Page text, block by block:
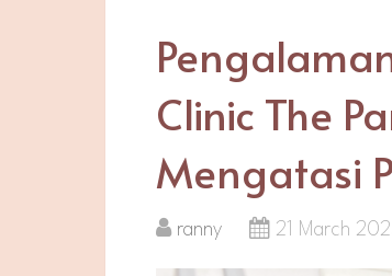
Clinic The
Mengatasi
ranny 21 March